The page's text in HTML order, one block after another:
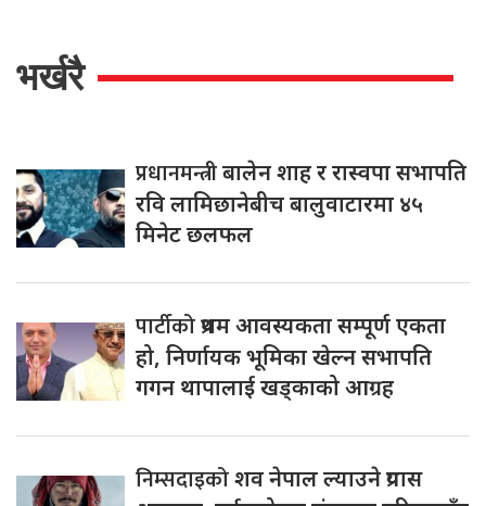
भर्खरै
प्रधानमन्त्रीबालेन शाह र रास्वपा सभापति
रवि लामिछानेबीच बालुवाटारमा ४५
मिनेट छलफल
पार्टीकोप्रथम आवस्यकता सम्पूर्ण एकता
हो, निर्णायक भूमिका खेल्न सभापति
गगन थापालाई खड्काको आग्रह
निम्सदाइकोशव नेपाल ल्याउने प्रयास